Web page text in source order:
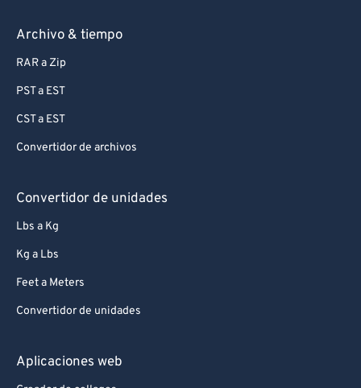
Archivo & tiempo
RAR a Zip
PST a EST
CST a EST
Convertidor de archivos
Convertidor de unidades
Lbs a Kg
Kg a Lbs
Feet a Meters
Convertidor de unidades
Aplicaciones web